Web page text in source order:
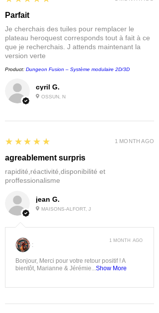
cyril G.
OSSUN, N
Parfait
Je cherchais des tuiles pour remplacer le
plateau heroquest corresponds tout à fait à ce
que je recherchais. J attends maintenant la
version verte
Product: Dungeon Fusion – Système modulaire 2D/3D
jean G.
MAISONS-ALFORT, J
5
★★★★★
agreablement surpris
rapidité,réactivité,disponibilité et
proffessionalisme
1 MONTH AGO
:
Bonjour, Merci pour votre retour positif ! A
bientôt, Marianne & Jérémie...Show More
1 MONTH AGO